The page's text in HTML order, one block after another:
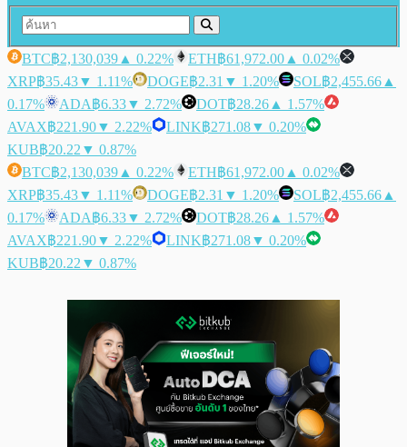
BTC฿2,130,039 ▲ 0.22% ETH฿61,972.00 ▲ 0.02%
XRP฿35.43▼ 1.11% DOGE฿2.31 ▼ 1.20% SOL฿2,455.66 ▲
0.17%
ADA฿6.33▼ 2.72% DOT฿28.26 ▲ 1.57%
AVAX฿221.90▼ 2.22% LINK฿271.08▼ 0.20%
KUB฿20.22 ▼ 0.87%
BTC฿2,130,039 ▲ 0.22% ETH฿61,972.00 ▲ 0.02%
XRP฿35.43▼ 1.11% DOGE฿2.31 ▼ 1.20% SOL฿2,455.66 ▲
0.17%
ADA฿6.33▼ 2.72% DOT฿28.26 ▲ 1.57%
AVAX฿221.90▼ 2.22% LINK฿271.08▼ 0.20%
KUB฿20.22 ▼ 0.87%